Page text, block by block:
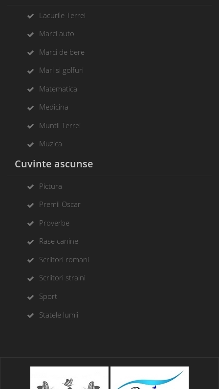
Lacurile Terrei
Marci auto
Marci de bere
Mari si golfuri
Matematica
Medicina
Muntii Terrei
Muzica
Cuvinte ascunse
Pictura
Premii Oscar
Proverbe
Rase canine
Scriitori romani
Scriitori straini
Sport
Statele lumii